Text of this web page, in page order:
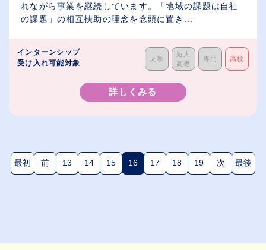
れながら事業を継続しています。「地域の課題は自社
の課題」の相互扶助の理念を念頭に置き...
インターンシップ
受け入れ可能対象
大学
短大
高専
専門 高校
詳しくみる
最初 前 13 14 15 16(現在のページ)
17 18 19 次 最後